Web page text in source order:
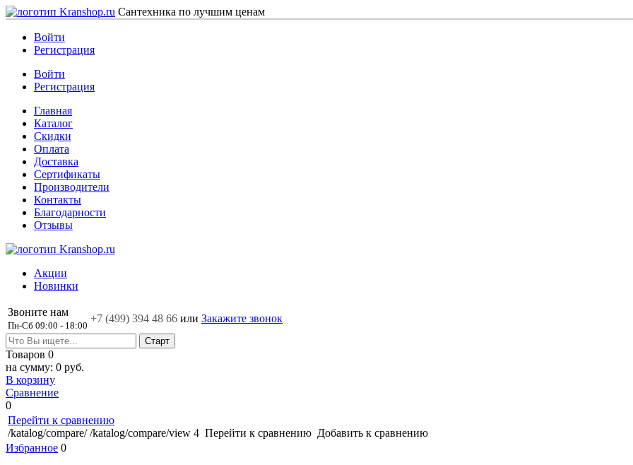
Сантехника по лучшим ценам
Войти
Регистрация
Войти
Регистрация
Главная
Каталог
Скидки
Оплата
Доставка
Сертификаты
Производители
Контакты
Благодарности
Отзывы
Акции
Новинки
Звоните нам
Пн-Сб 09:00 - 18:00
+7 (499) 394 48 66 или Закажите звонок
Товаров 0
на сумму: 0 руб.
В корзину
Сравнение
0
Перейти к сравнению
/katalog/compare/ /katalog/compare/view 4 Перейти к сравнению Добавить к сравнению
Избранное 0